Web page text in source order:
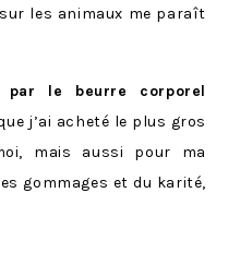
les animaux me paraît
par le beurre corporel
j’ai acheté le plus gros
mais aussi pour ma
gommages et du karité,